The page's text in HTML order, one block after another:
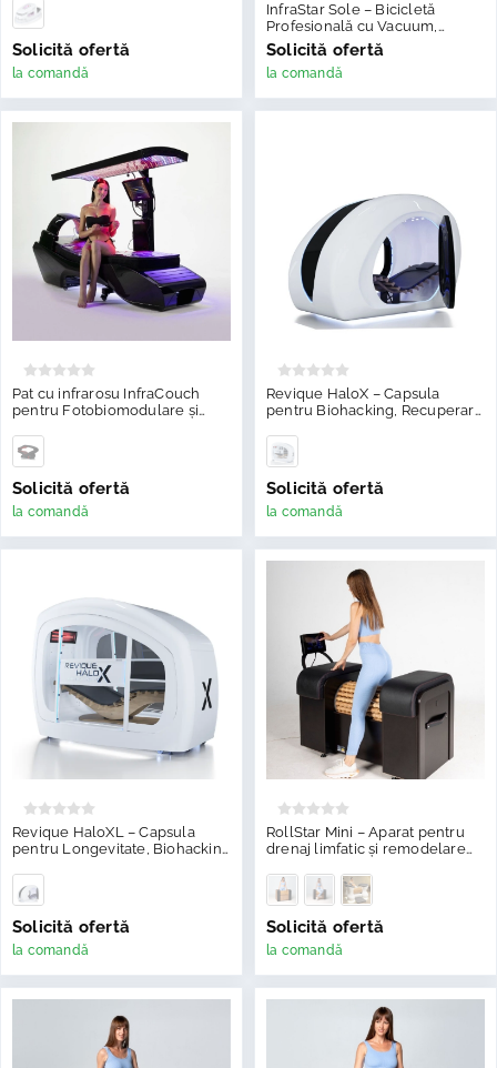
Solicită ofertă
la comandă
InfraStar Sole – Bicicletă
Profesională cu Vacuum,
Infraroșu, Crioterapie și EMS
Solicită ofertă
la comandă
Pat cu infrarosu InfraCouch
pentru Fotobiomodulare și
Solicită ofertă
la comandă
Revique HaloX – Capsula
pentru Biohacking, Recuperare
Solicită ofertă
la comandă
Revique HaloXL – Capsula
pentru Longevitate, Biohacking
Solicită ofertă
la comandă
RollStar Mini – Aparat pentru
drenaj limfatic și remodelare
Solicită ofertă
la comandă